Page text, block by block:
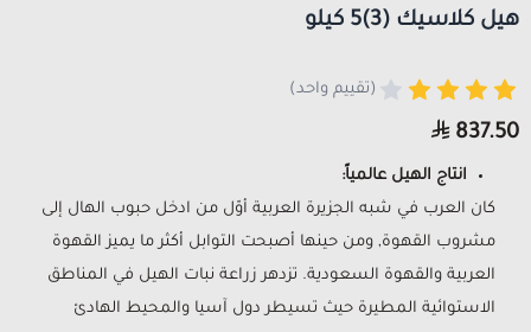
هيل كلاسيك (3)5 كيلو
(تقييم واحد)
837.50
انتاج الهيل عالمياً:
كان العرب في شبه الجزيرة العربية أوّل من ادخل حبوب الهال إلى
مشروب القهوة, ومن حينها أصبحت التوابل أكثر ما يميز القهوة
العربية والقهوة السعودية. تزدهر زراعة نبات الهيل في المناطق
الاستوائية المطيرة حيث تسيطر دول آسيا والمحيط الهادئ